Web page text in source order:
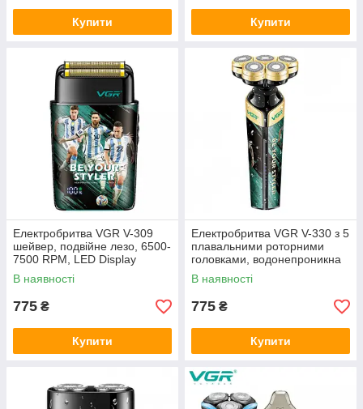
Купити Купити
Електробритва VGR V-309
шейвер, подвійне лезо, 6500-
7500 RPM, LED Display
В наявності
775 ₴
Купити
Електробритва VGR V-330 з 5
плавальними роторними
головками, водонепроникна
В наявності
775 ₴
Купити